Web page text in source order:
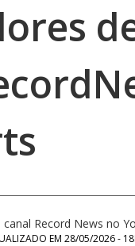
canal Record News no
EM 28/05/2026 -